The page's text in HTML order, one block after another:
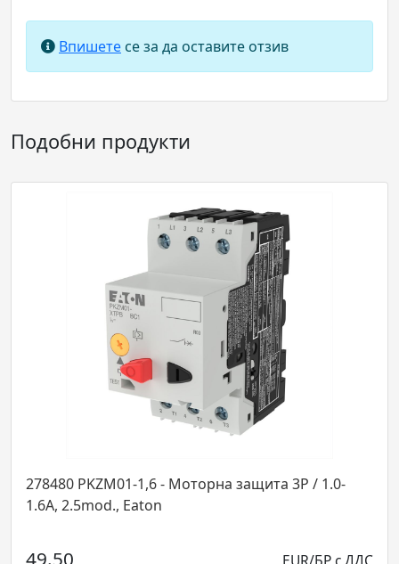
Впишете се за да оставите отзив
Подобни продукти
Моторна защита 3P / 1.0-
Eaton
283383 PKZM01-20 -
69.54